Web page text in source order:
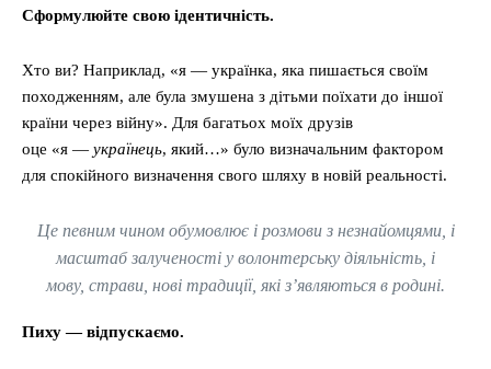
Сформулюйте свою ідентичність.
Хто ви? Наприклад, «я — українка, яка пишається своїм
походженням, але була змушена з дітьми поїхати до іншої
країни через війну». Для багатьох моїх друзів
оце «я — українець, який…» було визначальним фактором
для спокійного визначення свого шляху в новій реальності.
Це певним чином обумовлює і розмови з незнайомцями, і
масштаб залученості у волонтерську діяльність, і
мову, страви, нові традиції, які з’являються в родині.
Пиху — відпускаємо.